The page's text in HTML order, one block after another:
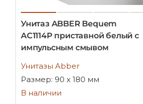
Унитаз ABBER Bequem
AC1114P приставной белый с
импульсным смывом
Унитазы Abber
Размер: 90 х 180 мм
В наличии